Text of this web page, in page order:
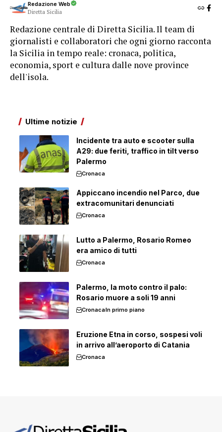
Redazione Web
Diretta Sicilia
Redazione centrale di Diretta Sicilia. Il team di
giornalisti e collaboratori che ogni giorno racconta
la Sicilia in tempo reale: cronaca, politica,
economia, sport e cultura dalle nove province
dell'isola.
Ultime notizie
Incidente tra auto e scooter sulla
A29: due feriti, traffico in tilt verso
Palermo
Cronaca
Appiccano incendio nel Parco, due
extracomunitari denunciati
Cronaca
Lutto a Palermo, Rosario Romeo
era amico di tutti
Cronaca
Palermo, la moto contro il palo:
Rosario muore a soli 19 anni
CronacaIn primo piano
Eruzione Etna in corso, sospesi voli
in arrivo all’aeroporto di Catania
Cronaca